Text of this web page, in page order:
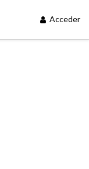
Acceder